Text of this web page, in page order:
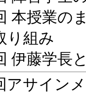
本授業の
り組み
伊藤学長
アサイン